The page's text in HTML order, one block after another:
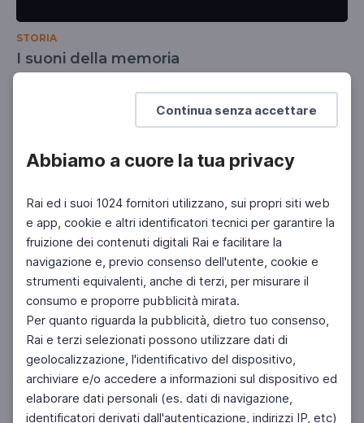
Continua senza accettare
Abbiamo a cuore la tua privacy
Rai ed i suoi 1024 fornitori utilizzano, sui propri siti web
e app, cookie e altri identificatori tecnici per garantire la
fruizione dei contenuti digitali Rai e facilitare la
navigazione e, previo consenso dell'utente, cookie e
strumenti equivalenti, anche di terzi, per misurare il
consumo e proporre pubblicità mirata.
Per quanto riguarda la pubblicità, dietro tuo consenso,
Rai e terzi selezionati possono utilizzare dati di
geolocalizzazione, l'identificativo del dispositivo,
archiviare e/o accedere a informazioni sul dispositivo ed
elaborare dati personali (es. dati di navigazione,
identificatori derivati dall'autenticazione, indirizzi IP, etc)
STORIA
I suoni della memoria
del Liceo Artistico Argan di Roma